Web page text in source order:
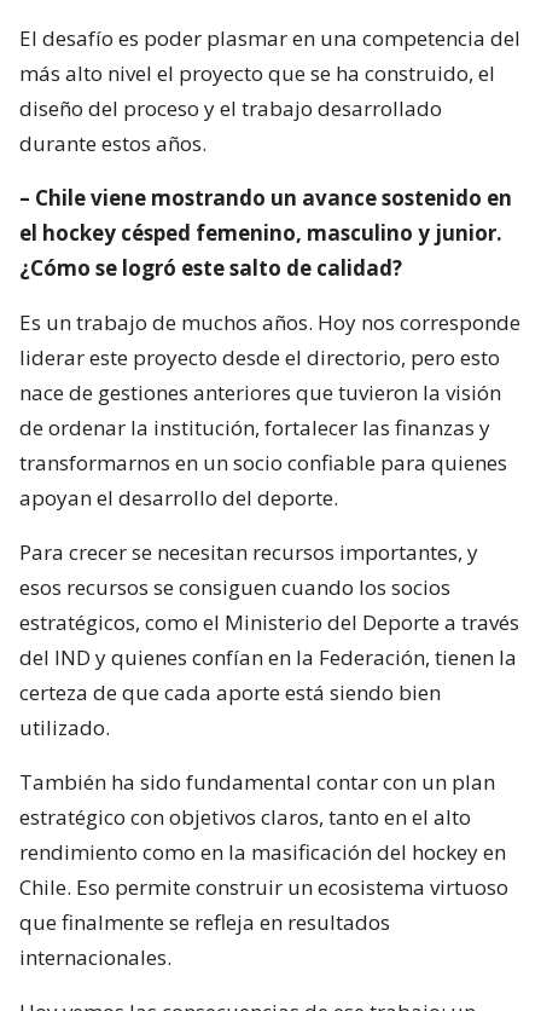
El desafío es poder plasmar en una competencia del
más alto nivel el proyecto que se ha construido, el
diseño del proceso y el trabajo desarrollado
durante estos años.
– Chile viene mostrando un avance sostenido en
el hockey césped femenino, masculino y junior.
¿Cómo se logró este salto de calidad?
Es un trabajo de muchos años. Hoy nos corresponde
liderar este proyecto desde el directorio, pero esto
nace de gestiones anteriores que tuvieron la visión
de ordenar la institución, fortalecer las finanzas y
transformarnos en un socio confiable para quienes
apoyan el desarrollo del deporte.
Para crecer se necesitan recursos importantes, y
esos recursos se consiguen cuando los socios
estratégicos, como el Ministerio del Deporte a través
del IND y quienes confían en la Federación, tienen la
certeza de que cada aporte está siendo bien
utilizado.
También ha sido fundamental contar con un plan
estratégico con objetivos claros, tanto en el alto
rendimiento como en la masificación del hockey en
Chile. Eso permite construir un ecosistema virtuoso
que finalmente se refleja en resultados
internacionales.